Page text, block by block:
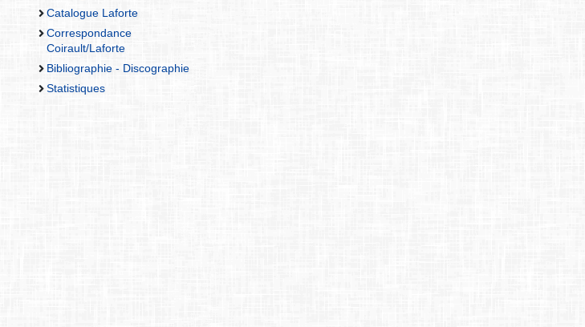
Catalogue Laforte
Correspondance
Coirault/Laforte
Bibliographie - Discographie
Statistiques